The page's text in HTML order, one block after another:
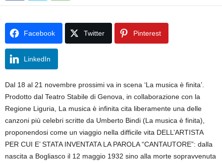
Facebook Twitter Pinterest
LinkedIn
Dal 18 al 21 novembre prossimi va in scena ‘La musica è finita’.
Prodotto dal Teatro Stabile di Genova, in collaborazione con la
Regione Liguria, La musica è infinita cita liberamente una delle
canzoni più celebri scritte da Umberto Bindi (La musica è finita),
proponendosi come un viaggio nella difficile vita DELL’ARTISTA
PER CUI E’ STATA INVENTATA LA PAROLA “CANTAUTORE”: dalla
nascita a Bogliasco il 12 maggio 1932 sino alla morte sopravvenuta